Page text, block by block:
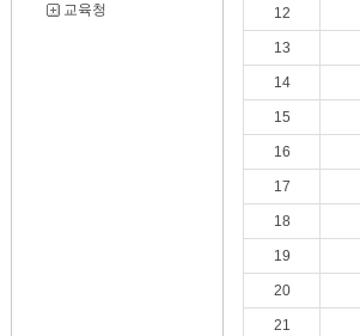
교육청
12
13
14
15
16
17
18
19
20
21